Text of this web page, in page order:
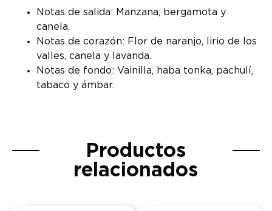
Notas de salida: Manzana, bergamota y
canela.
Notas de corazón: Flor de naranjo, lirio de los
valles, canela y lavanda.
Notas de fondo: Vainilla, haba tonka, pachulí,
tabaco y ámbar.
Productos
relacionados